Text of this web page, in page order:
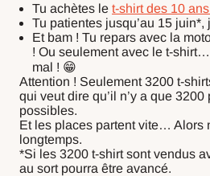
Tu achètes le t-shirt des 10
Tu patientes jusqu’au 15
Et bam ! Tu repars avec la
! Ou seulement avec le t-
mal ! 😁
Attention ! Seulement 3200 t-
qui veut dire qu’il n’y a que
possibles.
Et les places partent vite… Alors
longtemps.
*Si les 3200 t-shirt sont vendus
au sort pourra être avancé.